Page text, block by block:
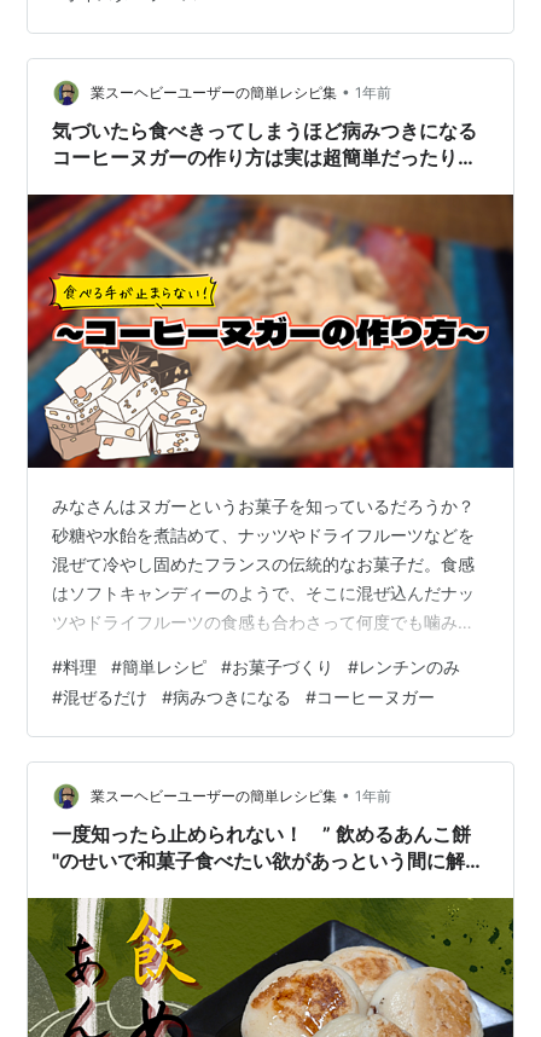
いのでズボラに済ませたい人にもオススメだぞ！ではさ
っそく作っていこう。 【材料】1人分 鶏もも肉 1枚 冷凍
カット白ネギ 40g ニラ …
業スーヘビーユーザーの簡単レシピ集 • 1年前
気づいたら食べきってしまうほど病みつきになる
コーヒーヌガーの作り方は実は超簡単だったりし
みなさんはヌガーというお菓子を知っているだろうか？
砂糖や水飴を煮詰めて、ナッツやドライフルーツなどを
混ぜて冷やし固めたフランスの伝統的なお菓子だ。食感
はソフトキャンディーのようで、そこに混ぜ込んだナッ
ツやドライフルーツの食感も合わさって何度でも噛みた
ーさも加えたコーヒーヌガーの作り方を教えたいと思
う。聞き馴染みのないお菓子だろうが作り方は拍子抜け
するほど簡単なので安心してほしい。 【材料】2～3人分
バター 20g マシュマロ 120g インスタントコーヒー 2～
3g ビスケット 100g 粉糖 適量 【作り方】 具材を混ぜる
まず耐熱ボウルを用…
#料理 #簡単レシピ #お菓子づくり #レンチンのみ
#混ぜるだけ #病みつきになる #コーヒーヌガー
業スーヘビーユーザーの簡単レシピ集 • 1年前
一度知ったら止められない！ ” 飲めるあんこ餅
"のせいで和菓子食べたい欲があっという間に解消